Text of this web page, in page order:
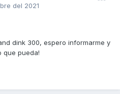
del 2021
dink 300, espero informarme y
que pueda!